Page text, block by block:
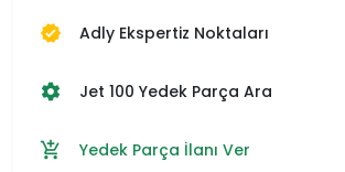
verified Adly Ekspertiz Noktaları
settings Jet 100 Yedek Parça Ara
add_shopping_cart Yedek Parça İlanı Ver